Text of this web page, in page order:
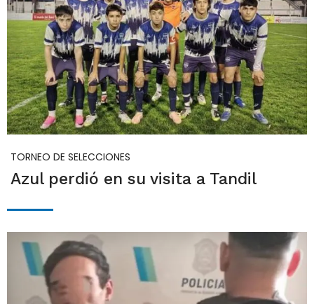
TORNEO DE SELECCIONES
Azul perdió en su visita a Tandil